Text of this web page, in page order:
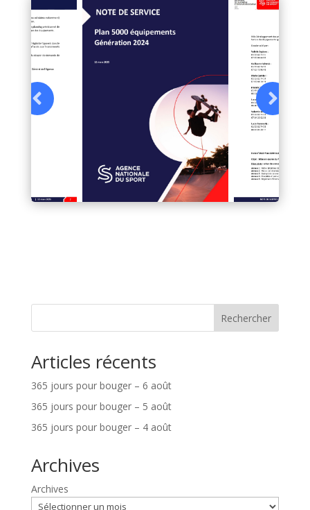
Rechercher
Articles récents
365 jours pour bouger – 6 août
365 jours pour bouger – 5 août
365 jours pour bouger – 4 août
Archives
Archives